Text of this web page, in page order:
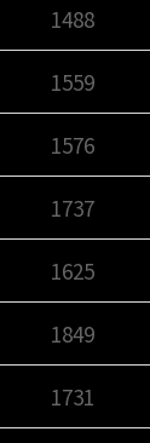
1488
1559
1576
1737
1625
1849
1731